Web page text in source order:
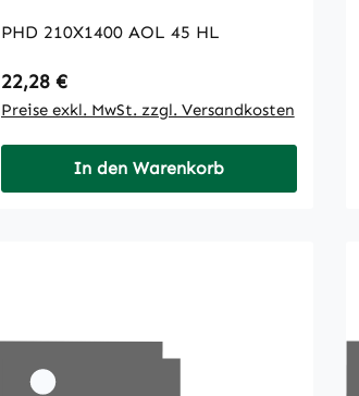
PHD 210X1400 AOL 45 HL
Regulärer Preis:
22,28 €
Preise exkl. MwSt. zzgl. Versandkosten
In den Warenkorb